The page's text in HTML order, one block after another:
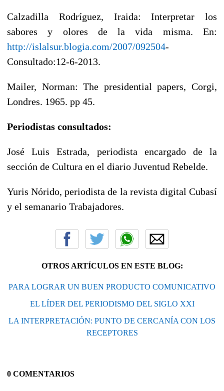
Calzadilla Rodríguez, Iraida: Interpretar los
sabores y olores de la vida misma. En:
http://islalsur.blogia.com/2007/092504-
Consultado:12-6-2013.
Mailer, Norman: The presidential papers, Corgi,
Londres. 1965. pp 45.
Periodistas consultados:
José Luis Estrada, periodista encargado de la
sección de Cultura en el diario Juventud Rebelde.
Yuris Nórido, periodista de la revista digital Cubasí
y el semanario Trabajadores.
OTROS ARTÍCULOS EN ESTE BLOG:
PARA LOGRAR UN BUEN PRODUCTO COMUNICATIVO
EL LÍDER DEL PERIODISMO DEL SIGLO XXI
LA INTERPRETACIÓN: PUNTO DE CERCANÍA CON LOS
RECEPTORES
0 COMENTARIOS